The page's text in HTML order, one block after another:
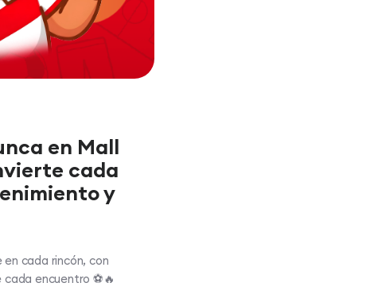
en Mall
cada
y
cada rincón, con
encuentro ⚽🔥​